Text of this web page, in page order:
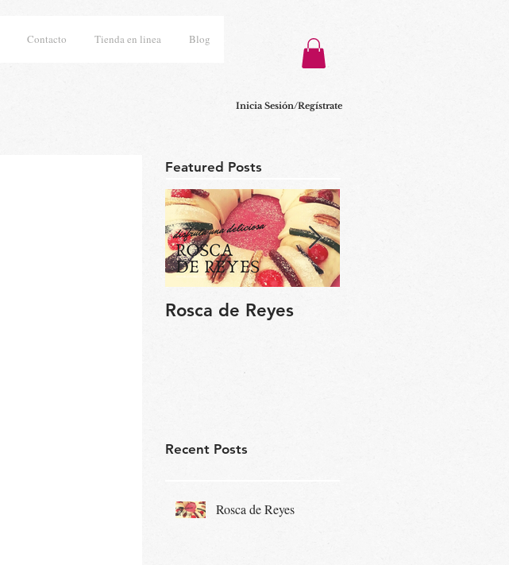
Contacto Tienda en linea Blog
Inicia Sesión/Regístrate
Featured Posts
Rosca de Reyes
Recent Posts
Rosca de Reyes